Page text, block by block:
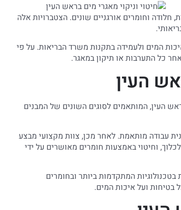
וחומרים אורגניים שונים. הצטברויות אלה
המים ולעמידה בתקנות משרד הבריאות. על פי
כל התערבות או תיקון במאגר.
העין
העין, המותאמים לסוגים השונים של המבנים
עבודה מותאמת. לאחר מכן, צוות מקצועי מבצע
וחיטוי באמצעות חומרים מאושרים על ידי
המתקדמות ביותר ובחומרים
בטיחות ועל איכות המים.